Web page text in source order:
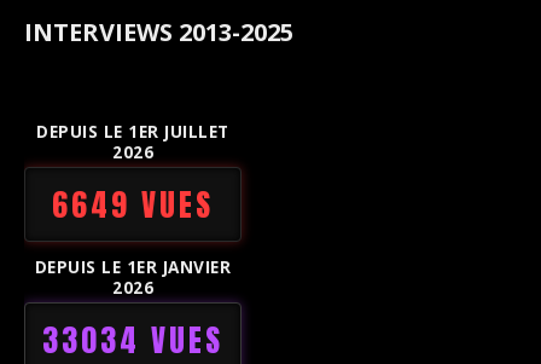
INTERVIEWS 2013-2025
DEPUIS LE 1ER JUILLET
2026
6649 VUES
DEPUIS LE 1ER JANVIER
2026
33034 VUES